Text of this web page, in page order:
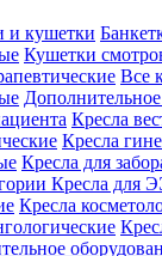
и кушетки
Кушетки
Все
Кресла
Кресла
Кресла для
Кресла для
Кресла